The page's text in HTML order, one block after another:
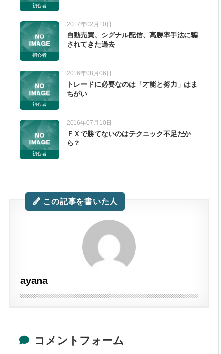
初心者
初心者
2017年02月10日
自動売買、シグナル配信、高勝率手法に騙
されてきた過去
初心者
2016年08月06日
トレードに必要なのは「才能と努力」はま
ちがい
初心者
2016年07月10日
ＦＸで勝てないのはテクニック不足だか
ら？
この記事を書いた人
ayana
コメントフォーム